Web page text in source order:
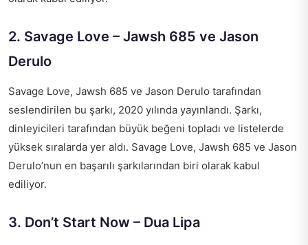
2. Savage Love – Jawsh 685 ve Jason
Derulo
Savage Love, Jawsh 685 ve Jason Derulo tarafından
seslendirilen bu şarkı, 2020 yılında yayınlandı. Şarkı,
dinleyicileri tarafından büyük beğeni topladı ve listelerde
yüksek sıralarda yer aldı. Savage Love, Jawsh 685 ve Jason
Derulo’nun en başarılı şarkılarından biri olarak kabul
ediliyor.
3. Don’t Start Now – Dua Lipa